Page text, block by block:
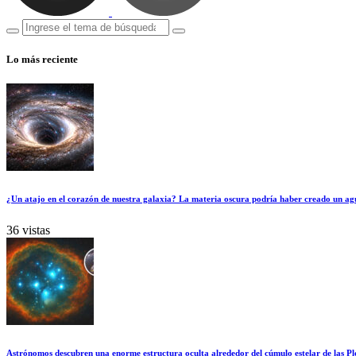
Lo más reciente
¿Un atajo en el corazón de nuestra galaxia? La materia oscura podría haber creado un
36 vistas
Astrónomos descubren una enorme estructura oculta alrededor del cúmulo estelar de las